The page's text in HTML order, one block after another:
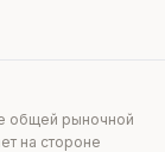
общей рыночной
на стороне